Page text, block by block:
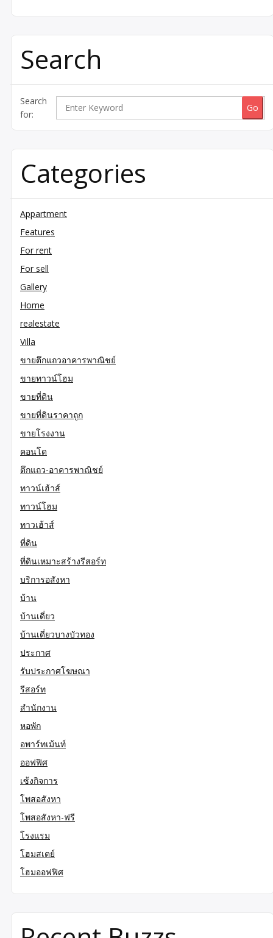
Search
Search
for:
Categories
Appartment
Features
For rent
For sell
Gallery
Home
realestate
Villa
ขายตึกแถวอาคารพาณิชย์
ขายทาวน์โฮม
ขายที่ดิน
ขายที่ดินราคาถูก
ขายโรงงาน
คอนโด
ตึกแถว-อาคารพาณิชย์
ทาวน์เฮ้าส์
ทาวน์โฮม
ทาวเฮ้าส์
ที่ดิน
ที่ดินเหมาะสร้างรีสอร์ท
บริการอสังหา
บ้าน
บ้านเดี่ยว
บ้านเดี่ยวบางบัวทอง
ประกาศ
รับประกาศโฆษณา
รีสอร์ท
สำนักงาน
หอพัก
อพาร์ทเม้นท์
ออฟฟิศ
เซ้งกิจการ
โพสอสังหา
โพสอสังหา-ฟรี
โรงแรม
โฮมสเตย์
โฮมออฟฟิศ